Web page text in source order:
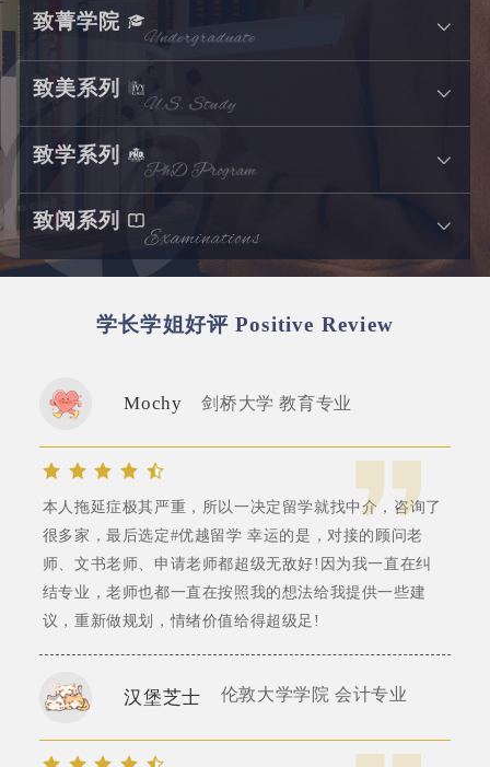
致菁学院
致美系列
致学系列
致阅系列
学长学姐好评 Positive Review
Mochy 剑桥大学 教育专业
本人拖延症极其严重，所以一决定留学就找中介，咨询了
很多家，最后选定#优越留学 幸运的是，对接的顾问老
师、文书老师、申请老师都超级无敌好!因为我一直在纠
结专业，老师也都一直在按照我的想法给我提供一些建
议，重新做规划，情绪价值给得超级足!
汉堡芝士 伦敦大学学院 会计专业